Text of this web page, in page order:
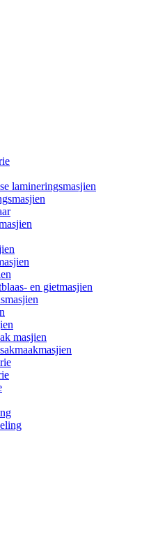
lamineringsmasjien
en gietmasjien
masjien